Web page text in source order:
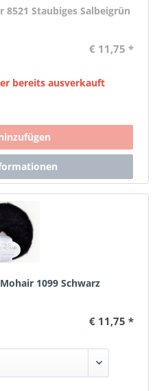
8521 Staubiges Salbeigrün
€ 11,75 *
bereits ausverkauft
1099 Schwarz
€ 11,75 *